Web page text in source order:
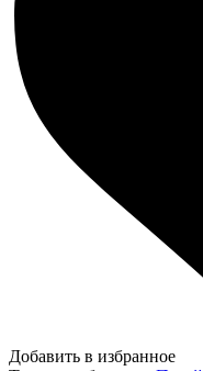
Добавить в избранное